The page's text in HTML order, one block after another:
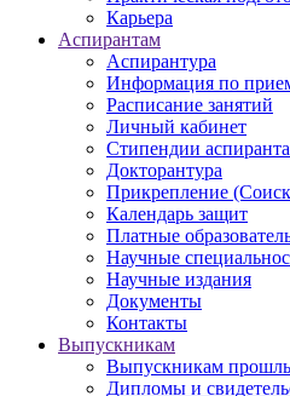
Карьера
Аспирантам
Аспирантура
Информация по
Расписание занятий
Личный кабинет
Стипендии
Докторантура
Прикрепление
Календарь защит
Платные
Научные
Научные издания
Документы
Контакты
Выпускникам
Выпускникам
Дипломы и